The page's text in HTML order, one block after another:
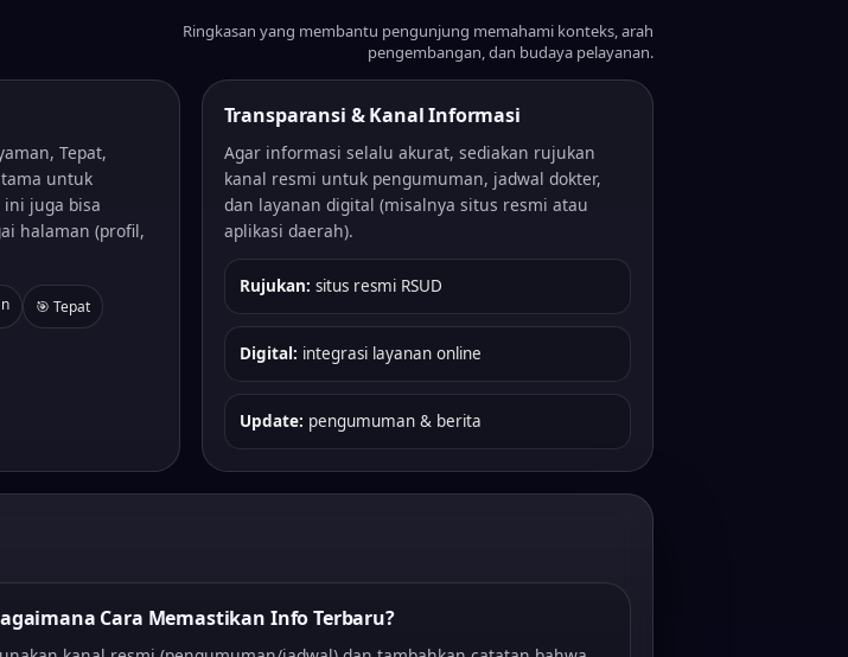
Ringkasan yang membantu pengunjung memahami konteks, arah
pengembangan, dan budaya pelayanan.
Tepat,
untuk
ini juga bisa
halaman (profil,
🎯 Tepat
Transparansi & Kanal Informasi
Agar informasi selalu akurat, sediakan rujukan
kanal resmi untuk pengumuman, jadwal dokter,
dan layanan digital (misalnya situs resmi atau
aplikasi daerah).
Rujukan: situs resmi RSUD
Digital: integrasi layanan online
Update: pengumuman & berita
Cara Memastikan Info Terbaru?